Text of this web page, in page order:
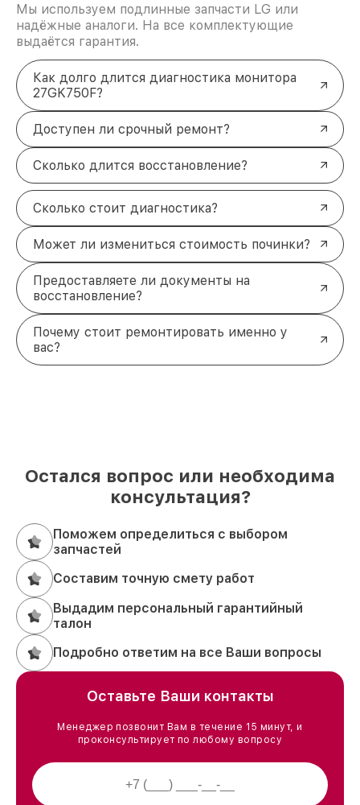
Мы используем подлинные запчасти LG или
надёжные аналоги. На все комплектующие
выдаётся гарантия.
Как долго длится диагностика монитора
27GK750F?
Доступен ли срочный ремонт?
Сколько длится восстановление?
Сколько стоит диагностика?
Может ли измениться стоимость починки?
Предоставляете ли документы на
восстановление?
Почему стоит ремонтировать именно у
вас?
Остался вопрос или необходима
консультация?
Поможем определиться с выбором
запчастей
Составим точную смету работ
Выдадим персональный гарантийный
талон
Подробно ответим на все Ваши вопросы
Оставьте Ваши контакты
Менеджер позвонит Вам в течение 15 минут, и
проконсультирует по любому вопросу